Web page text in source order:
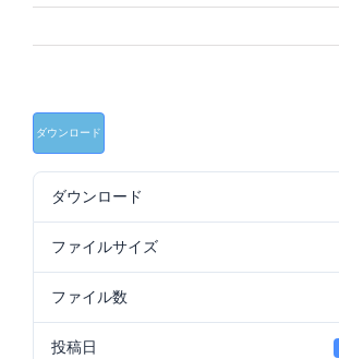
ダウンロード
ダウンロード
ファイルサイズ
ファイル数
投稿日